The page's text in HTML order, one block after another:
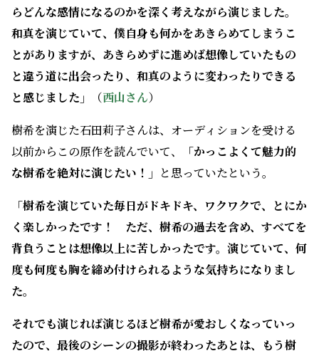
樹希を演じた石田莉子さんは、オーディションを受ける
以前からこの原作を読んでいて、「かっこよくて魅力的
な樹希を絶対に演じたい！」と思っていたという。
背負うことは想像以上に苦しかったです。演じていて、何
度も何度も胸を締め付けられるような気持ちになりまし
た。
それでも演じれば演じるほど樹希が愛おしくなっていっ
たので、最後のシーンの撮影が終わったあとは、もう樹
希が演じられなくなることへの寂しさや悲しさが心の底
から湧き出てきました」（石田さん ）
しい役どころ。アベルを演じたサニー マックレンドンさ
んは、普段はとてもおしゃべりで明るいだけに、大変だ